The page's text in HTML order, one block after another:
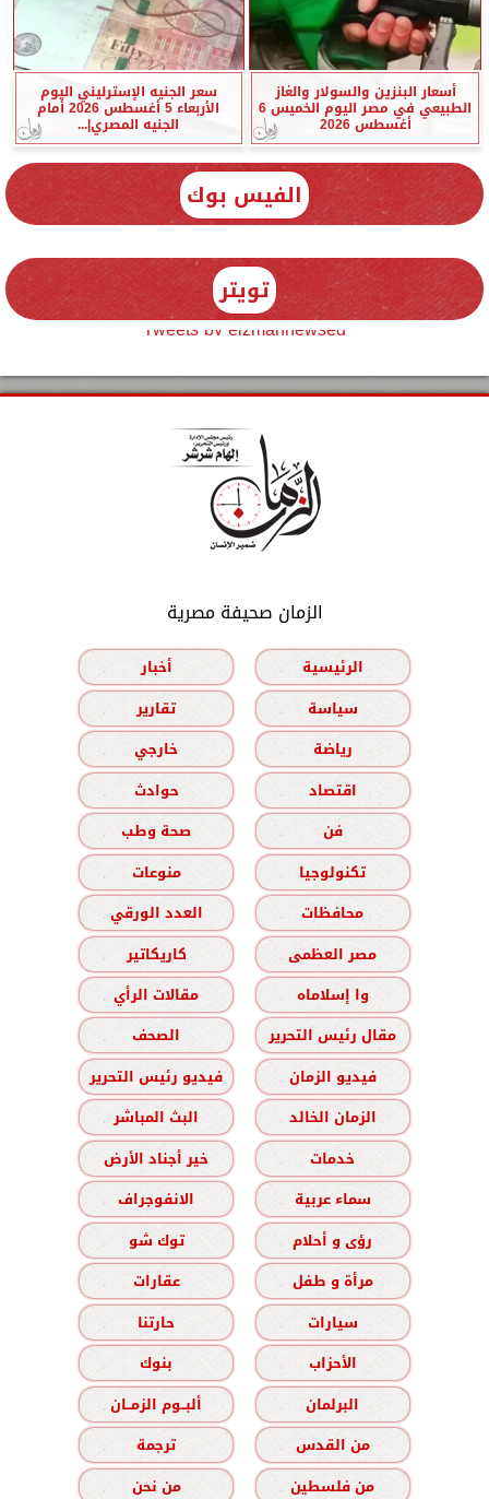
أسعار البنزين والسولار والغاز
الطبيعي في مصر اليوم الخميس 6
أغسطس 2026
سعر الجنيه الإسترليني اليوم
الأربعاء 5 أغسطس 2026 أمام
الجنيه المصري|...
الفيس بوك
تويتر
Tweets by elzmannewseg
الزمان صحيفة مصرية
الرئيسية
أخبار
سياسة
تقارير
رياضة
خارجي
اقتصاد
حوادث
فن
صحة وطب
تكنولوجيا
منوعات
محافظات
العدد الورقي
مصر العظمى
كاريكاتير
وا إسلاماه
مقالات الرأي
مقال رئيس التحرير
الصحف
فيديو الزمان
فيديو رئيس التحرير
الزمان الخالد
البث المباشر
خدمات
خير أجناد الأرض
سماء عربية
الانفوجراف
رؤى و أحلام
توك شو
مرأة و طفل
عقارات
سيارات
حارتنا
الأحزاب
بنوك
البرلمان
ألبــوم الزمــان
من القدس
ترجمة
من فلسطين
من نحن